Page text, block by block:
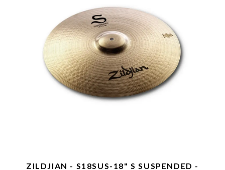
ZILDJIAN - S18SUS-18" S SUSPENDED -